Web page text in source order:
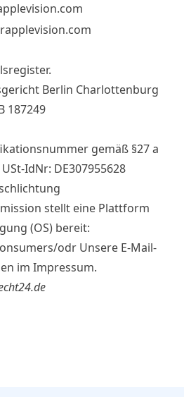
Berlin Charlottenburg
187249
gemäß §27 a
IdNr: DE307955628
stellt eine Plattform
(OS) bereit:
odr Unsere E-Mail-
im Impressum.